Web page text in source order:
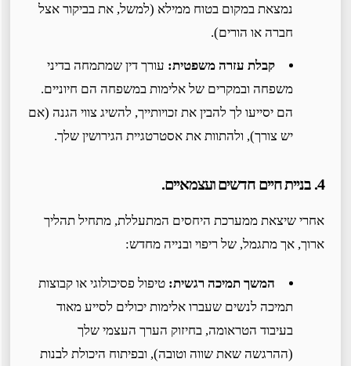
נמצאת במקום בטוח ממילא (למשל, את בביקור אצל
חברה או הורים).
קבלת עזרה משפטית:עורך דין שמתמחה בדיני
משפחה ובמקרים של אלימות במשפחה הם חיוניים.
הם יסייעו לך להבין את זכויותייך, להשיג צווי הגנה (אם
יש צורך), ולהתוות את אסטרטגיית הגירושין שלך.
4. בניית חיים חדשים ועצמאיים.
אחרי שיצאת ממערכת היחסים המתעללת, מתחיל תהליך
ארוך, אך מתגמל, של ריפוי ובנייה מחדש:
המשך תמיכה רגשית:טיפול פסיכולוגי או קבוצות
תמיכה לנשים שעברו אלימות יכולים לסייע מאוד
בעיבוד הטראומה, בחיזוק הערך העצמי שלך
(ההרגשה שאת שווה וטובה), ובפיתוח היכולת לבנות